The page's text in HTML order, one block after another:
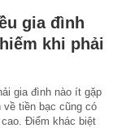
gia đình
khi phải
gia đình nào ít gặp
về tiền bạc cũng có
Điểm khác biệt